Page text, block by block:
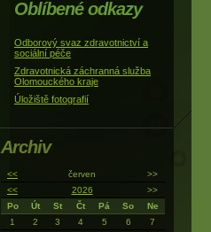
Oblíbené odkazy
Odborový svaz zdravotnictví a
sociální péče
Zdravotnická záchranná služba
Olomouckého kraje
Úložiště fotografií
Archiv
<< červen
>>
<<
2026
>>
Po
Út St Čt Pá So
Ne
1
2 3 4 5 6
7